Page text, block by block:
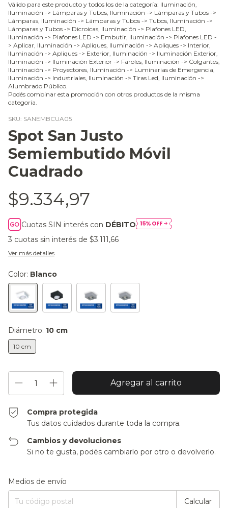
Válido para este producto y todos los de la categoría: Iluminación,
Iluminación -> Lámparas y Tubos, Iluminación -> Lámparas y Tubos ->
Lámparas, Iluminación -> Lámparas y Tubos -> Tubos, Iluminación ->
Lámparas y Tubos -> Dicroicas, Iluminación -> Plafones LED,
Iluminación -> Plafones LED -> Embutir, Iluminación -> Plafones LED -
> Aplicar, Iluminación -> Apliques, Iluminación -> Apliques -> Interior,
Iluminación -> Apliques -> Exterior, Iluminación -> Iluminación Exterior,
Iluminación -> Iluminación Exterior -> Faroles, Iluminación -> Colgantes,
Iluminación -> Proyectores, Iluminación -> Luminarias de Emergencia,
Iluminación -> Industriales, Iluminación -> Tiras Led, Iluminación ->
Alumbrado Público.
Podés combinar esta promoción con otros productos de la misma
categoría.
SKU: SANEMBCUA05
Spot San Justo
Semiembutido Móvil
Cuadrado
$9.334,97
Cuotas SIN interés con DÉBITO
3 cuotas sin interés de $3.111,66
Ver más detalles
Color: Blanco
Diámetro: 10 cm
10 cm
Compra protegida
Tus datos cuidados durante toda la compra.
Cambios y devoluciones
Si no te gusta, podés cambiarlo por otro o devolverlo.
Entregas para el CP:
Medios de envío
Calcular